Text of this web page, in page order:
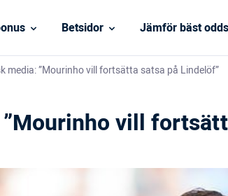
Betsidor Jämför bäst odds
media: ”Mourinho vill fortsätta satsa på Lindelöf”
vill